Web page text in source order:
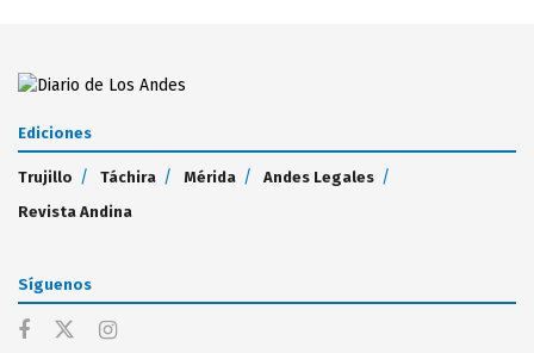
Ediciones
Trujillo Táchira Mérida
Andes Legales
Revista Andina
Síguenos